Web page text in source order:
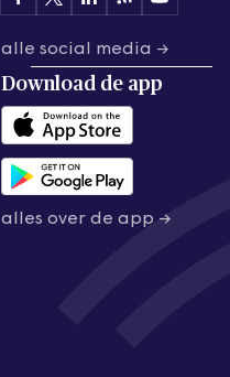
alle social media →
Download de app
alles over de app →